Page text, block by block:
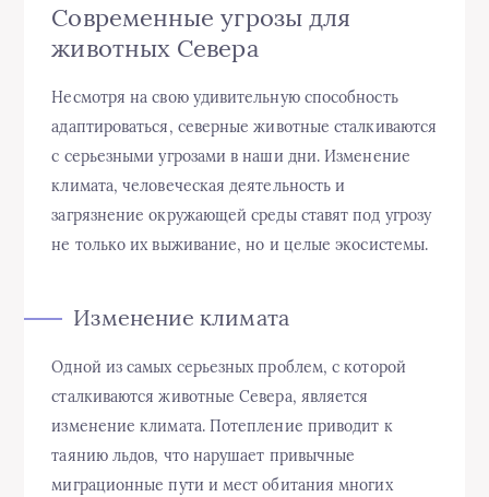
Современные угрозы для
животных Севера
Несмотря на свою удивительную способность
адаптироваться, северные животные сталкиваются
с серьезными угрозами в наши дни. Изменение
климата, человеческая деятельность и
загрязнение окружающей среды ставят под угрозу
не только их выживание, но и целые экосистемы.
Изменение климата
Одной из самых серьезных проблем, с которой
сталкиваются животные Севера, является
изменение климата. Потепление приводит к
таянию льдов, что нарушает привычные
миграционные пути и мест обитания многих